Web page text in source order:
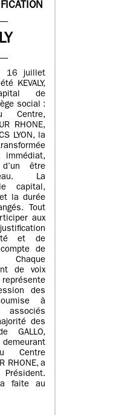
16 juillet
KEVALY,
de
social :
Centre,
RHONE,
LYON, la
être
La
capital,
la durée
Tout
aux
et de
de
de voix
représente
des
à
associés
des
GALLO,
Centre
RHONE, a
faite au